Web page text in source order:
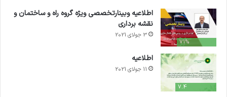
71%
اطلاعیه وبینارتخصصی ویژه گروه راه و ساختمان و
نقشه برداری
3 جولای 2021
7.4
اطلاعیه
11 جولای 2021